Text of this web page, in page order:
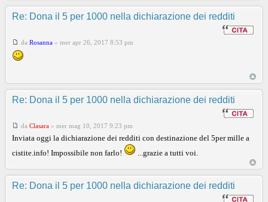
Re: Dona il 5 per 1000 nella dichiarazione dei redditi
da Rosanna » mer apr 26, 2017 8:53 pm
Re: Dona il 5 per 1000 nella dichiarazione dei redditi
da Clasara » mer mag 10, 2017 9:23 pm
Inviata oggi la dichiarazione dei redditi con destinazione del 5per mille a
cistite.info! Impossibile non farlo!
...grazie a tutti voi.
Re: Dona il 5 per 1000 nella dichiarazione dei redditi